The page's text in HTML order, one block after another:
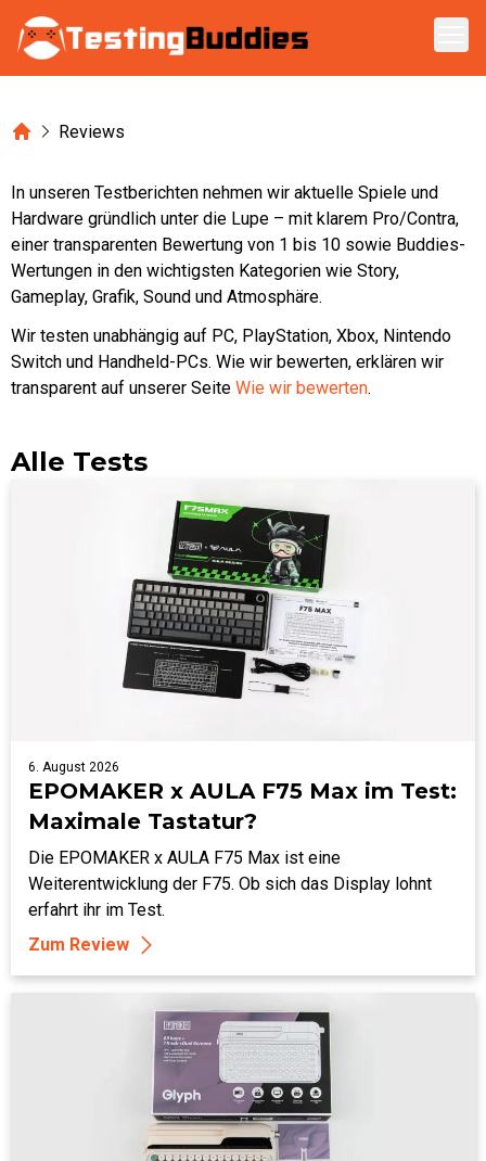
Zum Hauptinhalt springen
HomeReviews
In unseren Testberichten nehmen wir aktuelle Spiele und
Hardware gründlich unter die Lupe – mit klarem Pro/Contra,
einer transparenten Bewertung von 1 bis 10 sowie Buddies-
Wertungen in den wichtigsten Kategorien wie Story,
Gameplay, Grafik, Sound und Atmosphäre.
Wir testen unabhängig auf PC, PlayStation, Xbox, Nintendo
Switch und Handheld-PCs. Wie wir bewerten, erklären wir
transparent auf unserer Seite Wie wir bewerten.
Alle Tests
6. August 2026
EPOMAKER x AULA F75 Max im Test:
Maximale Tastatur?
Die EPOMAKER x AULA F75 Max ist eine
Weiterentwicklung der F75. Ob sich das Display lohnt
erfahrt ihr im Test.
Zum Review